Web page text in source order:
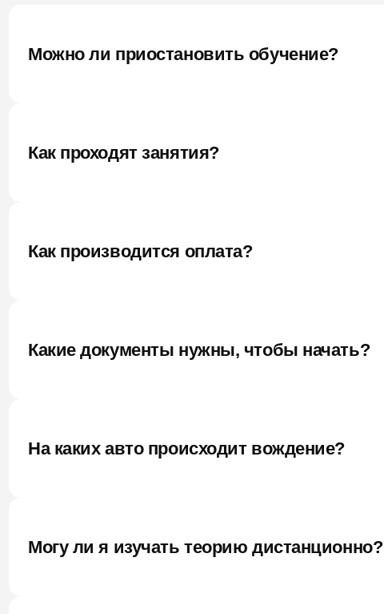
Можно ли приостановить обучение?
Как проходят занятия?
Как производится оплата?
Какие документы нужны, чтобы начать?
На каких авто происходит вождение?
Могу ли я изучать теорию дистанционно?